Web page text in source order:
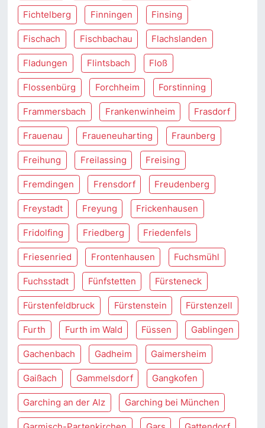
Fichtelberg Finningen Finsing
Fischach Fischbachau Flachslanden
Fladungen Flintsbach Floß
Flossenbürg Forchheim Forstinning
Frammersbach Frankenwinheim Frasdorf
Frauenau Fraueneuharting Fraunberg
Freihung Freilassing Freising
Fremdingen Frensdorf Freudenberg
Freystadt Freyung Frickenhausen
Fridolfing Friedberg Friedenfels
Friesenried Frontenhausen Fuchsmühl
Fuchsstadt Fünfstetten Fürsteneck
Fürstenfeldbruck Fürstenstein Fürstenzell
Furth Furth im Wald Füssen Gablingen
Gachenbach Gadheim Gaimersheim
Gaißach Gammelsdorf Gangkofen
Garching an der Alz Garching bei München